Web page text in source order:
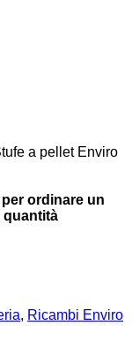
a pellet Enviro
per ordinare un
quantità
, Ricambi Enviro